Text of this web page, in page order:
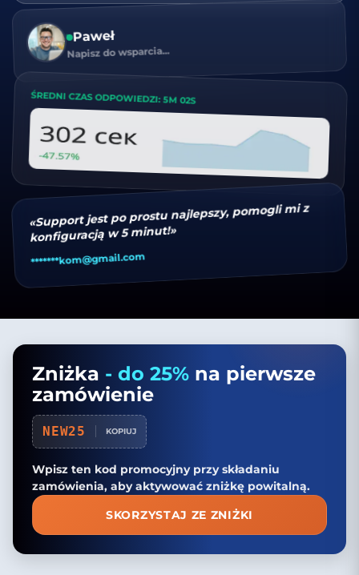
Paweł
Napisz do wsparcia...
ŚREDNI CZAS ODPOWIEDZI: 5M 02S
«Support jest po prostu najlepszy, pomogli mi z
konfiguracją w 5 minut!»
*******kom@gmail.com
Zniżka - do 25% na pierwsze
zamówienie
NEW25 KOPIUJ
Wpisz ten kod promocyjny przy składaniu
zamówienia, aby aktywować zniżkę powitalną.
SKORZYSTAJ ZE ZNIŻKI